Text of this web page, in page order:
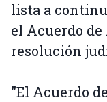
lista a
el Acuerdo
resolución
"El Acuerdo